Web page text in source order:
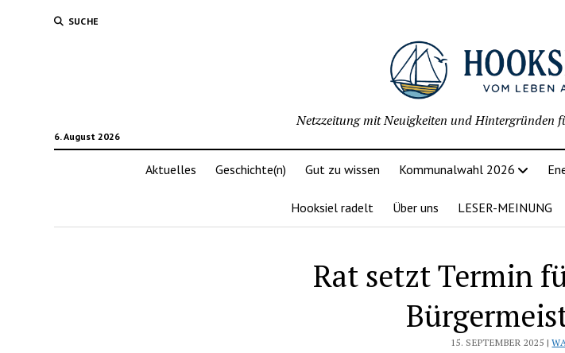
SUCHE
6. August 2026
Netzzeitung mit Neuigkeiten und Hintergründen
Aktuelles Geschichte(n) Gut zu wissen Kommunalwahl 2026
Hooksiel radelt Über uns LESER-MEINUNG
Rat setzt Termin
15. SEPTEMBER 2025 |